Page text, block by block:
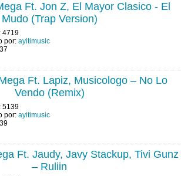
Ft. Jon Z, El Mayor Clasico - El
Mudo (Trap Version)
4719
por: ayitimusic
Ft. Lapiz, Musicologo – No Lo
Vendo (Remix)
5139
por: ayitimusic
Ft. Jaudy, Javy Stackup, Tivi Gunz
– Ruliin